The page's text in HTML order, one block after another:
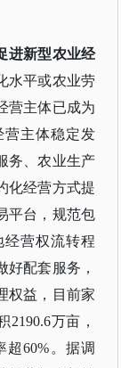
进新型农业经
水平或农业劳
营主体已成为
营主体稳定发
务、农业生产
化经营方式提
平台，规范包
营权流转程
好配套服务，
权益，目前家
2190.6万亩，
60%。据调